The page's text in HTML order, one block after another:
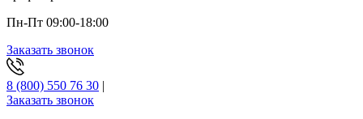
Пн-Пт 09:00-18:00
Заказать звонок
8 (800) 550 76 30 |
Заказать звонок